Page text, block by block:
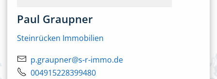
Paul Graupner
Steinrücken Immobilien
p.graupner@s-r-immo.de
004915228399480